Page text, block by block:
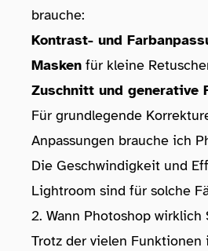
brauche:
Kontrast- und
Masken für kleine
Zuschnitt und generative
Für grundlegende
Anpassungen brauche ich
Die Geschwindigkeit und
Lightroom sind für solche
2. Wann Photoshop wirklich
Trotz der vielen